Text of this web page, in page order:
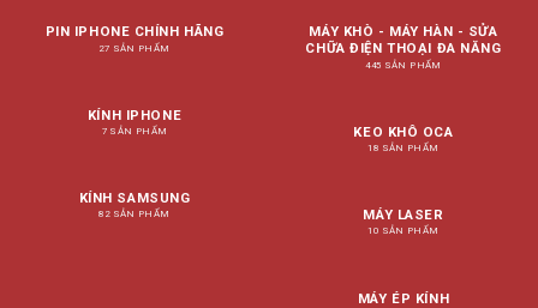
PIN IPHONE CHÍNH HÃNG
27 SẢN PHẨM
KÍNH IPHONE
7 SẢN PHẨM
KÍNH SAMSUNG
82 SẢN PHẨM
MÁY KHÒ - MÁY HÀN - SỬA
CHỮA ĐIỆN THOẠI ĐA NĂNG
445 SẢN PHẨM
KEO KHÔ OCA
18 SẢN PHẨM
MÁY LASER
10 SẢN PHẨM
MÁY ÉP KÍNH